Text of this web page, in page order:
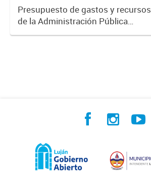
Presupuesto de gastos y recursos
de la Administración Pública
Municipal para el ejercicio 2021.